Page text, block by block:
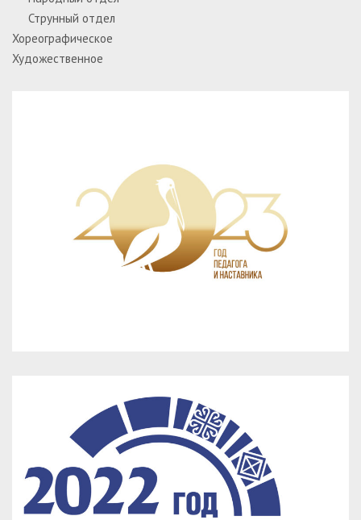
Струнный отдел
Хореографическое
Художественное